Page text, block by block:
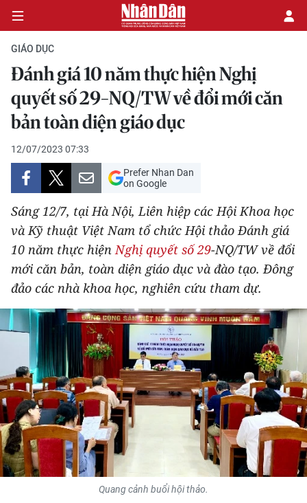
CHÍNH TRỊ
KINH TẾ
VĂN HÓA
XÃ HỘI
PHÁP LUẬT
DU LỊCH
THẾ GIỚI
THỂ THAO
GIÁO DỤC
Y TẾ
KHOA HỌC - CÔNG NGHỆ
MÔI TRƯỜNG
GIÁO DỤC
Đánh giá 10 năm thực hiện Nghị
quyết số 29-NQ/TW về đổi mới căn
bản toàn diện giáo dục
12/07/2023 07:33
Prefer Nhan Dan
on Google
Sáng 12/7, tại Hà Nội, Liên hiệp các Hội Khoa học
và Kỹ thuật Việt Nam tổ chức Hội thảo Đánh giá
10 năm thực hiệnNghị quyết số 29-NQ/TW về đổi
mới căn bản, toàn diện giáo dục và đào tạo. Đông
đảo các nhà khoa học, nghiên cứu tham dự.
Quang cảnh buổi hội thảo.